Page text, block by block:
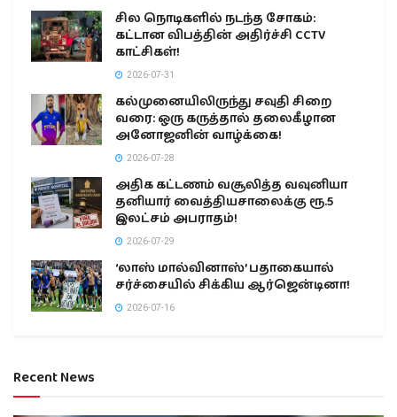
சில நொடிகளில் நடந்த சோகம்:
கட்டான விபத்தின் அதிர்ச்சி CCTV
காட்சிகள்!
2026-07-31
கல்முனையிலிருந்து சவுதி சிறை
வரை: ஒரு கருத்தால் தலைகீழான
அனோஜனின் வாழ்க்கை!
2026-07-28
அதிக கட்டணம் வசூலித்த வவுனியா
தனியார் வைத்தியசாலைக்கு ரூ.5
இலட்சம் அபராதம்!
2026-07-29
‘லாஸ் மால்வினாஸ்’ பதாகையால்
சர்ச்சையில் சிக்கிய ஆர்ஜென்டினா!
2026-07-16
Recent News